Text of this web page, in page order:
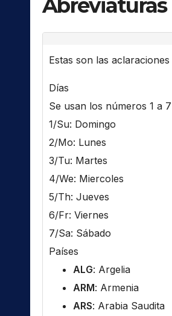
Abreviaturas
Estas son las
Días
Se usan los números 1 a
1/Su: Domingo
2/Mo: Lunes
3/Tu: Martes
4/We: Miercoles
5/Th: Jueves
6/Fr: Viernes
7/Sa: Sábado
Países
ALG: Argelia
ARM: Armenia
ARS: Arabia Saudita